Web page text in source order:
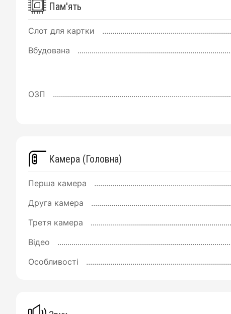
Пам'ять
Слот для картки
Вбудована
ОЗП
Камера (Головна)
Перша камера
Друга камера
Третя камера
Відео
Особливості